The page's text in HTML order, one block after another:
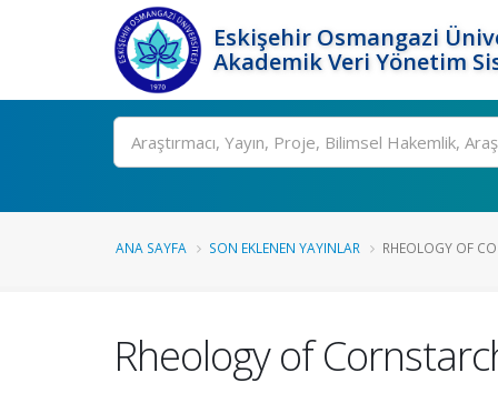
Eskişehir Osmangazi
Akademik Veri Yönetim
Ara
ANA SAYFA SON EKLENEN YAYINLAR RHEOLOGY OF
Rheology of